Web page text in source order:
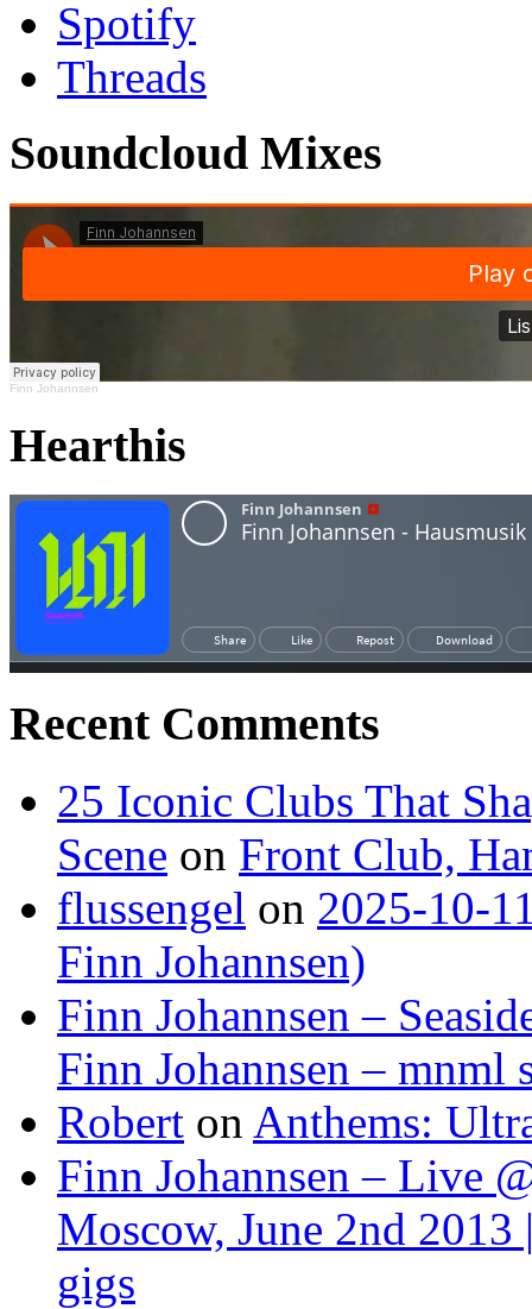
Spotify
Threads
Soundcloud Mixes
Finn Johannsen
Hearthis
Recent Comments
25 Iconic Clubs That
Scene on Front Club,
flussengel on 2025-10-
Finn Johannsen)
Finn Johannsen –
Finn Johannsen – mnml
Robert on Anthems:
Finn Johannsen – Live
Moscow, June 2nd 2013
gigs